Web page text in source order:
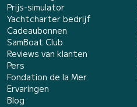
Prijs-simulator
Yachtcharter bedrijf
Cadeaubonnen
SamBoat Club
Reviews van klanten
Pers
Fondation de la Mer
Ervaringen
Blog